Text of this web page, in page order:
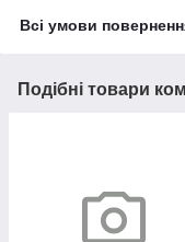
Всі умови
Подібні товари